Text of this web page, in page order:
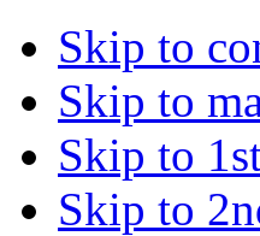
Skip to
Skip to
Skip to
Skip to